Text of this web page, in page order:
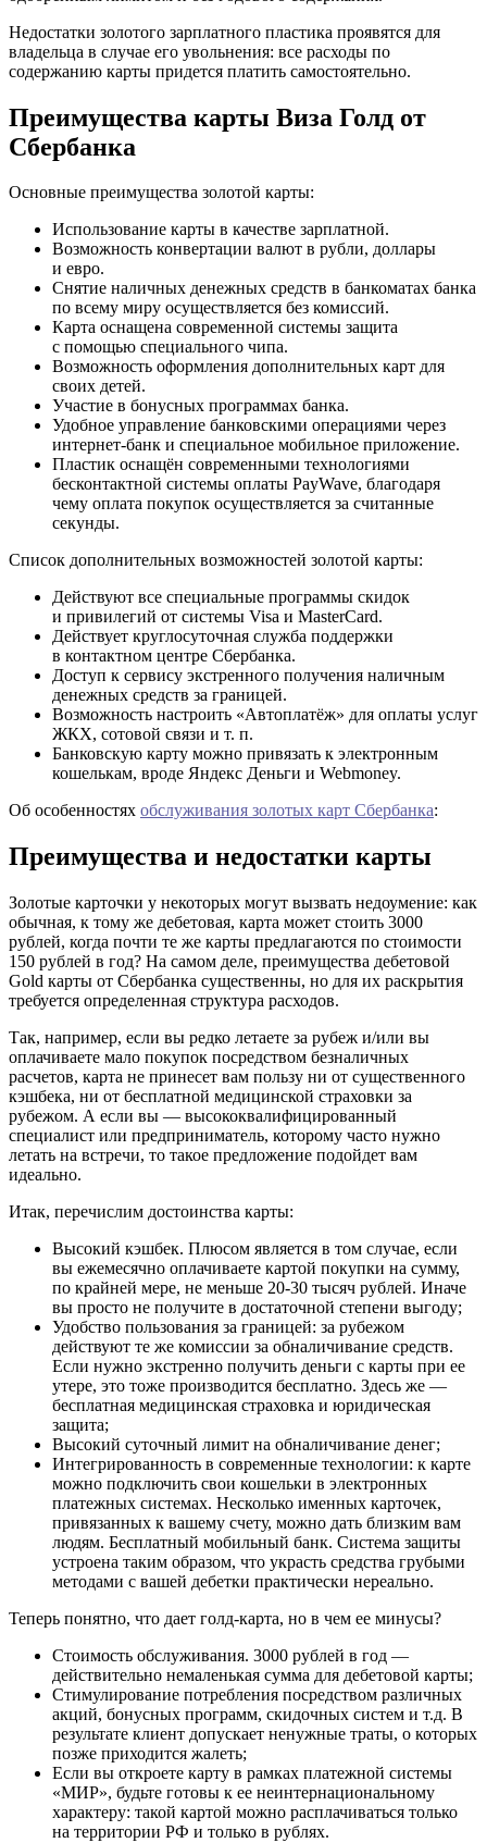
Недостатки золотого зарплатного пластика проявятся для
владельца в случае его увольнения: все расходы по
содержанию карты придется платить самостоятельно.
Преимущества карты Виза Голд от
Сбербанка
Основные преимущества золотой карты:
Использование карты в качестве зарплатной.
Возможность конвертации валют в рубли, доллары
и евро.
Снятие наличных денежных средств в банкоматах банка
по всему миру осуществляется без комиссий.
Карта оснащена современной системы защита
с помощью специального чипа.
Возможность оформления дополнительных карт для
своих детей.
Участие в бонусных программах банка.
Удобное управление банковскими операциями через
интернет-банк и специальное мобильное приложение.
Пластик оснащён современными технологиями
бесконтактной системы оплаты PayWave, благодаря
чему оплата покупок осуществляется за считанные
секунды.
Список дополнительных возможностей золотой карты:
Действуют все специальные программы скидок
и привилегий от системы Visa и MasterCard.
Действует круглосуточная служба поддержки
в контактном центре Сбербанка.
Доступ к сервису экстренного получения наличным
денежных средств за границей.
Возможность настроить «Автоплатёж» для оплаты услуг
ЖКХ, сотовой связи и т. п.
Банковскую карту можно привязать к электронным
кошелькам, вроде Яндекс Деньги и Webmoney.
Об особенностях обслуживания золотых карт Сбербанка:
Преимущества и недостатки карты
Золотые карточки у некоторых могут вызвать недоумение: как
обычная, к тому же дебетовая, карта может стоить 3000
рублей, когда почти те же карты предлагаются по стоимости
150 рублей в год? На самом деле, преимущества дебетовой
Gold карты от Сбербанка существенны, но для их раскрытия
требуется определенная структура расходов.
Так, например, если вы редко летаете за рубеж и/или вы
оплачиваете мало покупок посредством безналичных
расчетов, карта не принесет вам пользу ни от существенного
кэшбека, ни от бесплатной медицинской страховки за
рубежом. А если вы — высококвалифицированный
специалист или предприниматель, которому часто нужно
летать на встречи, то такое предложение подойдет вам
идеально.
Итак, перечислим достоинства карты:
Высокий кэшбек. Плюсом является в том случае, если
вы ежемесячно оплачиваете картой покупки на сумму,
по крайней мере, не меньше 20-30 тысяч рублей. Иначе
вы просто не получите в достаточной степени выгоду;
Удобство пользования за границей: за рубежом
действуют те же комиссии за обналичивание средств.
Если нужно экстренно получить деньги с карты при ее
утере, это тоже производится бесплатно. Здесь же —
бесплатная медицинская страховка и юридическая
защита;
Высокий суточный лимит на обналичивание денег;
Интегрированность в современные технологии: к карте
можно подключить свои кошельки в электронных
платежных системах. Несколько именных карточек,
привязанных к вашему счету, можно дать близким вам
людям. Бесплатный мобильный банк. Система защиты
устроена таким образом, что украсть средства грубыми
методами с вашей дебетки практически нереально.
Теперь понятно, что дает голд-карта, но в чем ее минусы?
Стоимость обслуживания. 3000 рублей в год —
действительно немаленькая сумма для дебетовой карты;
Стимулирование потребления посредством различных
акций, бонусных программ, скидочных систем и т.д. В
результате клиент допускает ненужные траты, о которых
позже приходится жалеть;
Если вы откроете карту в рамках платежной системы
«МИР», будьте готовы к ее неинтернациональному
характеру: такой картой можно расплачиваться только
на территории РФ и только в рублях.